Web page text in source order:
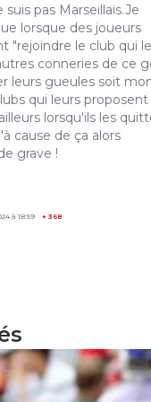
pas Marseillais.Je
lorsque des joueurs
"rejoindre le club qui
conneries de ce
leurs gueules soit
qui leurs proposent
lorsqu'ils les
cause de ça alors
grave !
à 18:59 + 368